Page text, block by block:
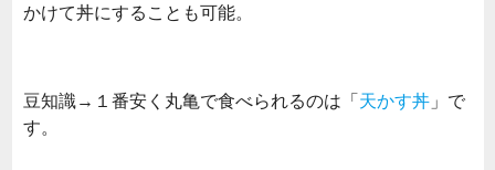
かけて丼にすることも可能。
豆知識→１番安く丸亀で食べられるのは「天かす丼 」で
す。